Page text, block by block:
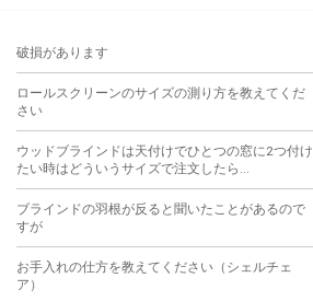
破損があります
ロールスクリーンのサイズの測り方を教えてくだ
さい
ウッドブラインドは天付けでひとつの窓に2つ付け
たい時はどういうサイズで注文したら...
ブラインドの羽根が反ると聞いたことがあるので
すが
お手入れの仕方を教えてください（シェルチェ
ア）